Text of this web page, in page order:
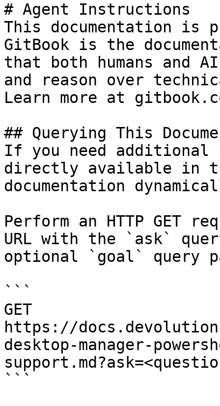
# Agent Instructions
This documentation is
GitBook is the
that both humans and
and reason over
Learn more at
## Querying This
If you need
directly available in
documentation
Perform an HTTP GET
URL with the `ask`
optional `goal` query
```
GET
https://
desktop-manager-
```